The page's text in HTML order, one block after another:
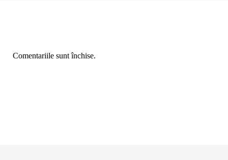
Comentariile sunt închise.